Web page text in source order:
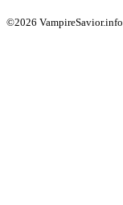
©2026 VampireSavior.info